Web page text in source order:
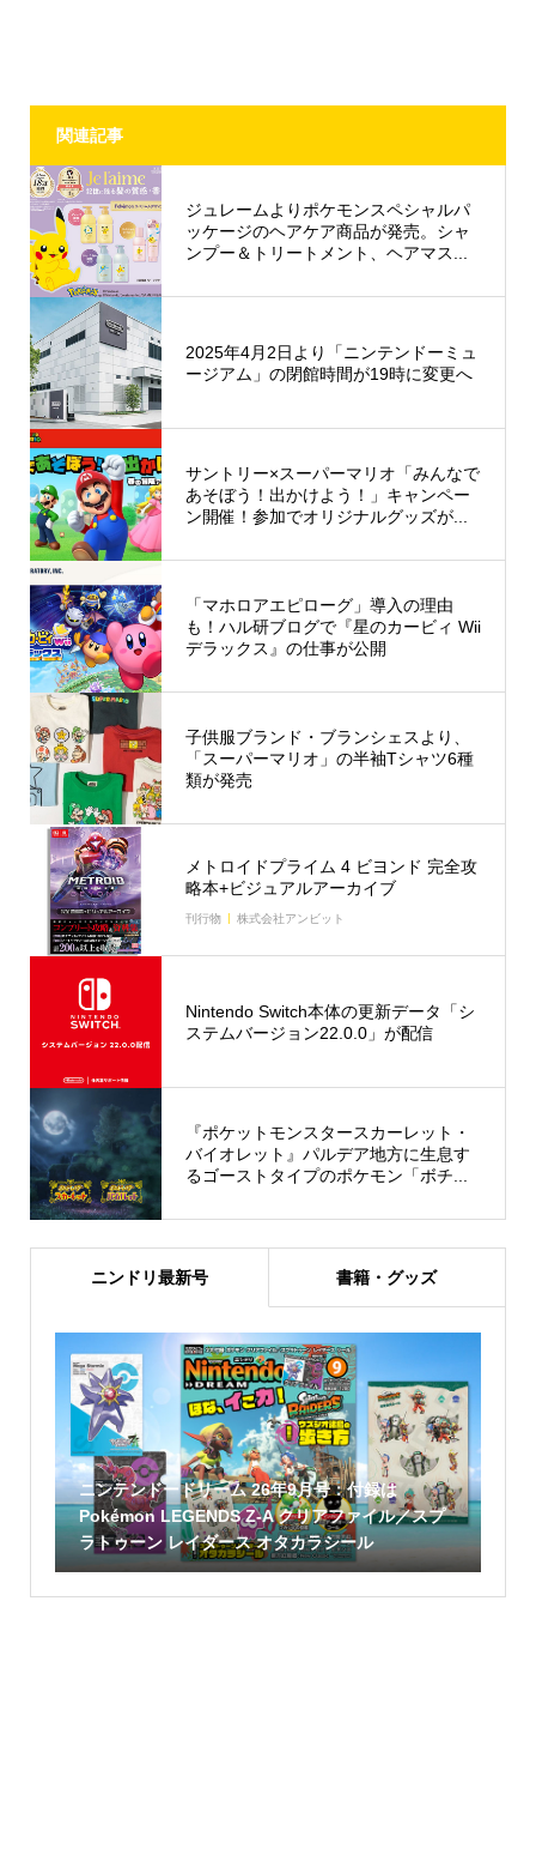
関連記事
ジュレームよりポケモンスペシャルパ
ッケージのヘアケア商品が発売。シャ
ンプー＆トリートメント、ヘアマス...
2025年4月2日より「ニンテンドーミュ
ージアム」の閉館時間が19時に変更へ
サントリー×スーパーマリオ「みんなで
あそぼう！出かけよう！」キャンペー
ン開催！参加でオリジナルグッズが...
「マホロアエピローグ」導入の理由
も！ハル研ブログで『星のカービィ Wii
デラックス』の仕事が公開
子供服ブランド・ブランシェスより、
「スーパーマリオ」の半袖Tシャツ6種
類が発売
メトロイドプライム 4 ビヨンド 完全攻
略本+ビジュアルアーカイブ
刊行物 株式会社アンビット
Nintendo Switch本体の更新データ「シ
ステムバージョン22.0.0」が配信
『ポケットモンスタースカーレット・
バイオレット』パルデア地方に生息す
るゴーストタイプのポケモン「ボチ...
ニンドリ最新号 書籍・グッズ
ニンテンドードリーム 26年9月号：付録は
Pokémon LEGENDS Z-A クリアファイル／スプ
ラトゥーン レイダース オタカラシール